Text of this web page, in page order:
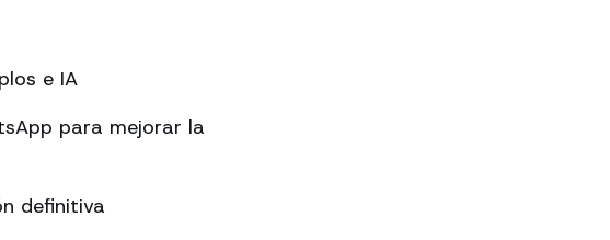
e IA
para mejorar la
definitiva